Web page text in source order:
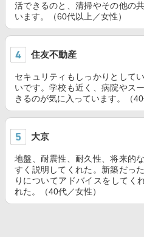
活できるのと、清掃やその他の
います。（60代以上／女性）
住友不動産
セキュリティもしっかりとして
いです。学校も近く、病院やス
きるのが気に入っています。（40
大京
地盤、耐震性、耐久性、将来的
すく説明してくれた。新築だっ
りについてアドバイスをしてく
れた。（40代／女性）